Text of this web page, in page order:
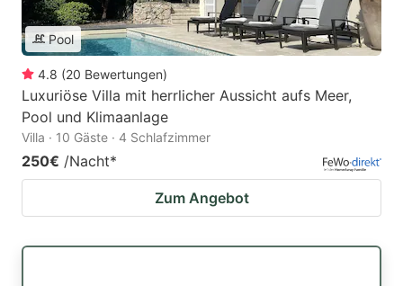
Pool
4.8 (20 Bewertungen)
Luxuriöse Villa mit herrlicher Aussicht aufs Meer,
Pool und Klimaanlage
Villa · 10 Gäste · 4 Schlafzimmer
250€ /Nacht*
Zum Angebot